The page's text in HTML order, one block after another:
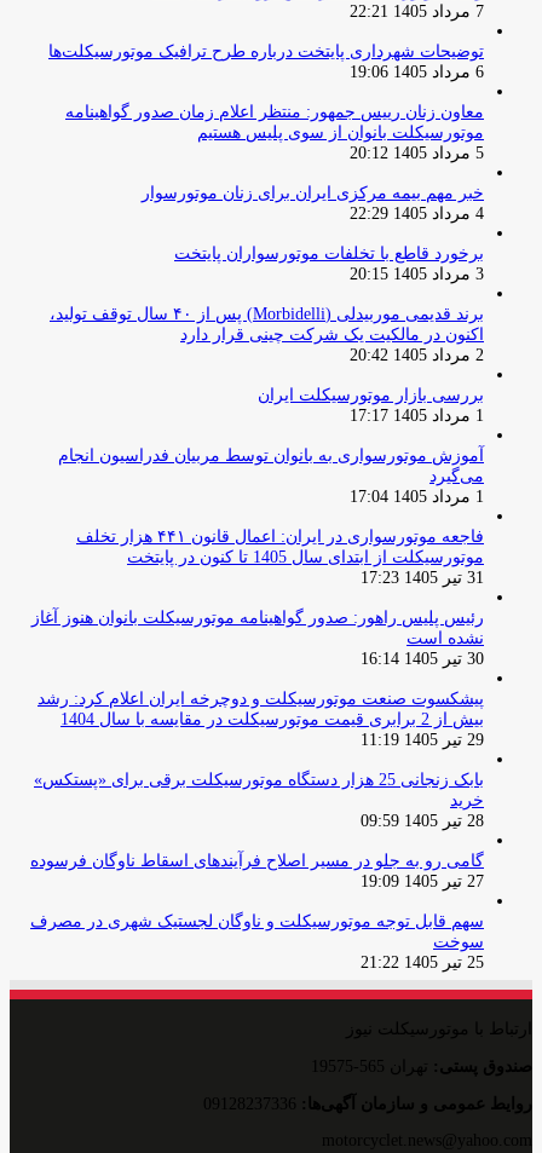
7 مرداد 1405 22:21
توضیحات شهرداری پایتخت درباره طرح ترافیک موتورسیکلت‌ها
6 مرداد 1405 19:06
معاون زنان رییس جمهور: منتظر اعلام زمان صدور گواهینامه
موتورسیکلت بانوان از سوی پلیس هستیم
5 مرداد 1405 20:12
خبر مهم بیمه مرکزی ایران برای زنان موتورسوار
4 مرداد 1405 22:29
برخورد قاطع با تخلفات موتورسواران پایتخت
3 مرداد 1405 20:15
برند قدیمی موربیدلی (Morbidelli) پس از ۴۰ سال توقف تولید،
اکنون در مالکیت یک شرکت چینی قرار دارد
2 مرداد 1405 20:42
بررسی بازار موتورسیکلت ایران
1 مرداد 1405 17:17
آموزش موتورسواری به بانوان توسط مربیان فدراسیون انجام
می‌گیرد
1 مرداد 1405 17:04
فاجعه موتورسواری در ایران: اعمال قانون ۴۴۱ هزار تخلف
موتورسیکلت از ابتدای سال 1405 تا کنون در پایتخت
31 تیر 1405 17:23
رئیس پلیس راهور: صدور گواهینامه موتورسیکلت بانوان هنوز آغاز
نشده است
30 تیر 1405 16:14
پیشکسوت صنعت موتورسیکلت و دوچرخه ایران اعلام کرد: رشد
بیش از 2 برابری قیمت موتورسیکلت در مقایسه با سال 1404
29 تیر 1405 11:19
بابک زنجانی 25 هزار دستگاه موتورسیکلت برقی برای «پستکس»
خرید
28 تیر 1405 09:59
گامی رو به جلو در مسیر اصلاح فرآیندهای اسقاط ناوگان فرسوده
27 تیر 1405 19:09
سهم قابل توجه موتورسیکلت و ناوگان لجستیک شهری در مصرف
سوخت
25 تیر 1405 21:22
ارتباط با موتورسیکلت نیوز
صندوق پستی: تهران 565-19575
روایط عمومی و سازمان آگهی‌ها:
motorcyclet.news@yahoo.com